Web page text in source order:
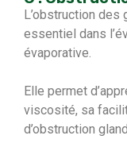
L’obstruction
essentiel dans
évaporative.
Elle permet
viscosité, sa
d’obstruction